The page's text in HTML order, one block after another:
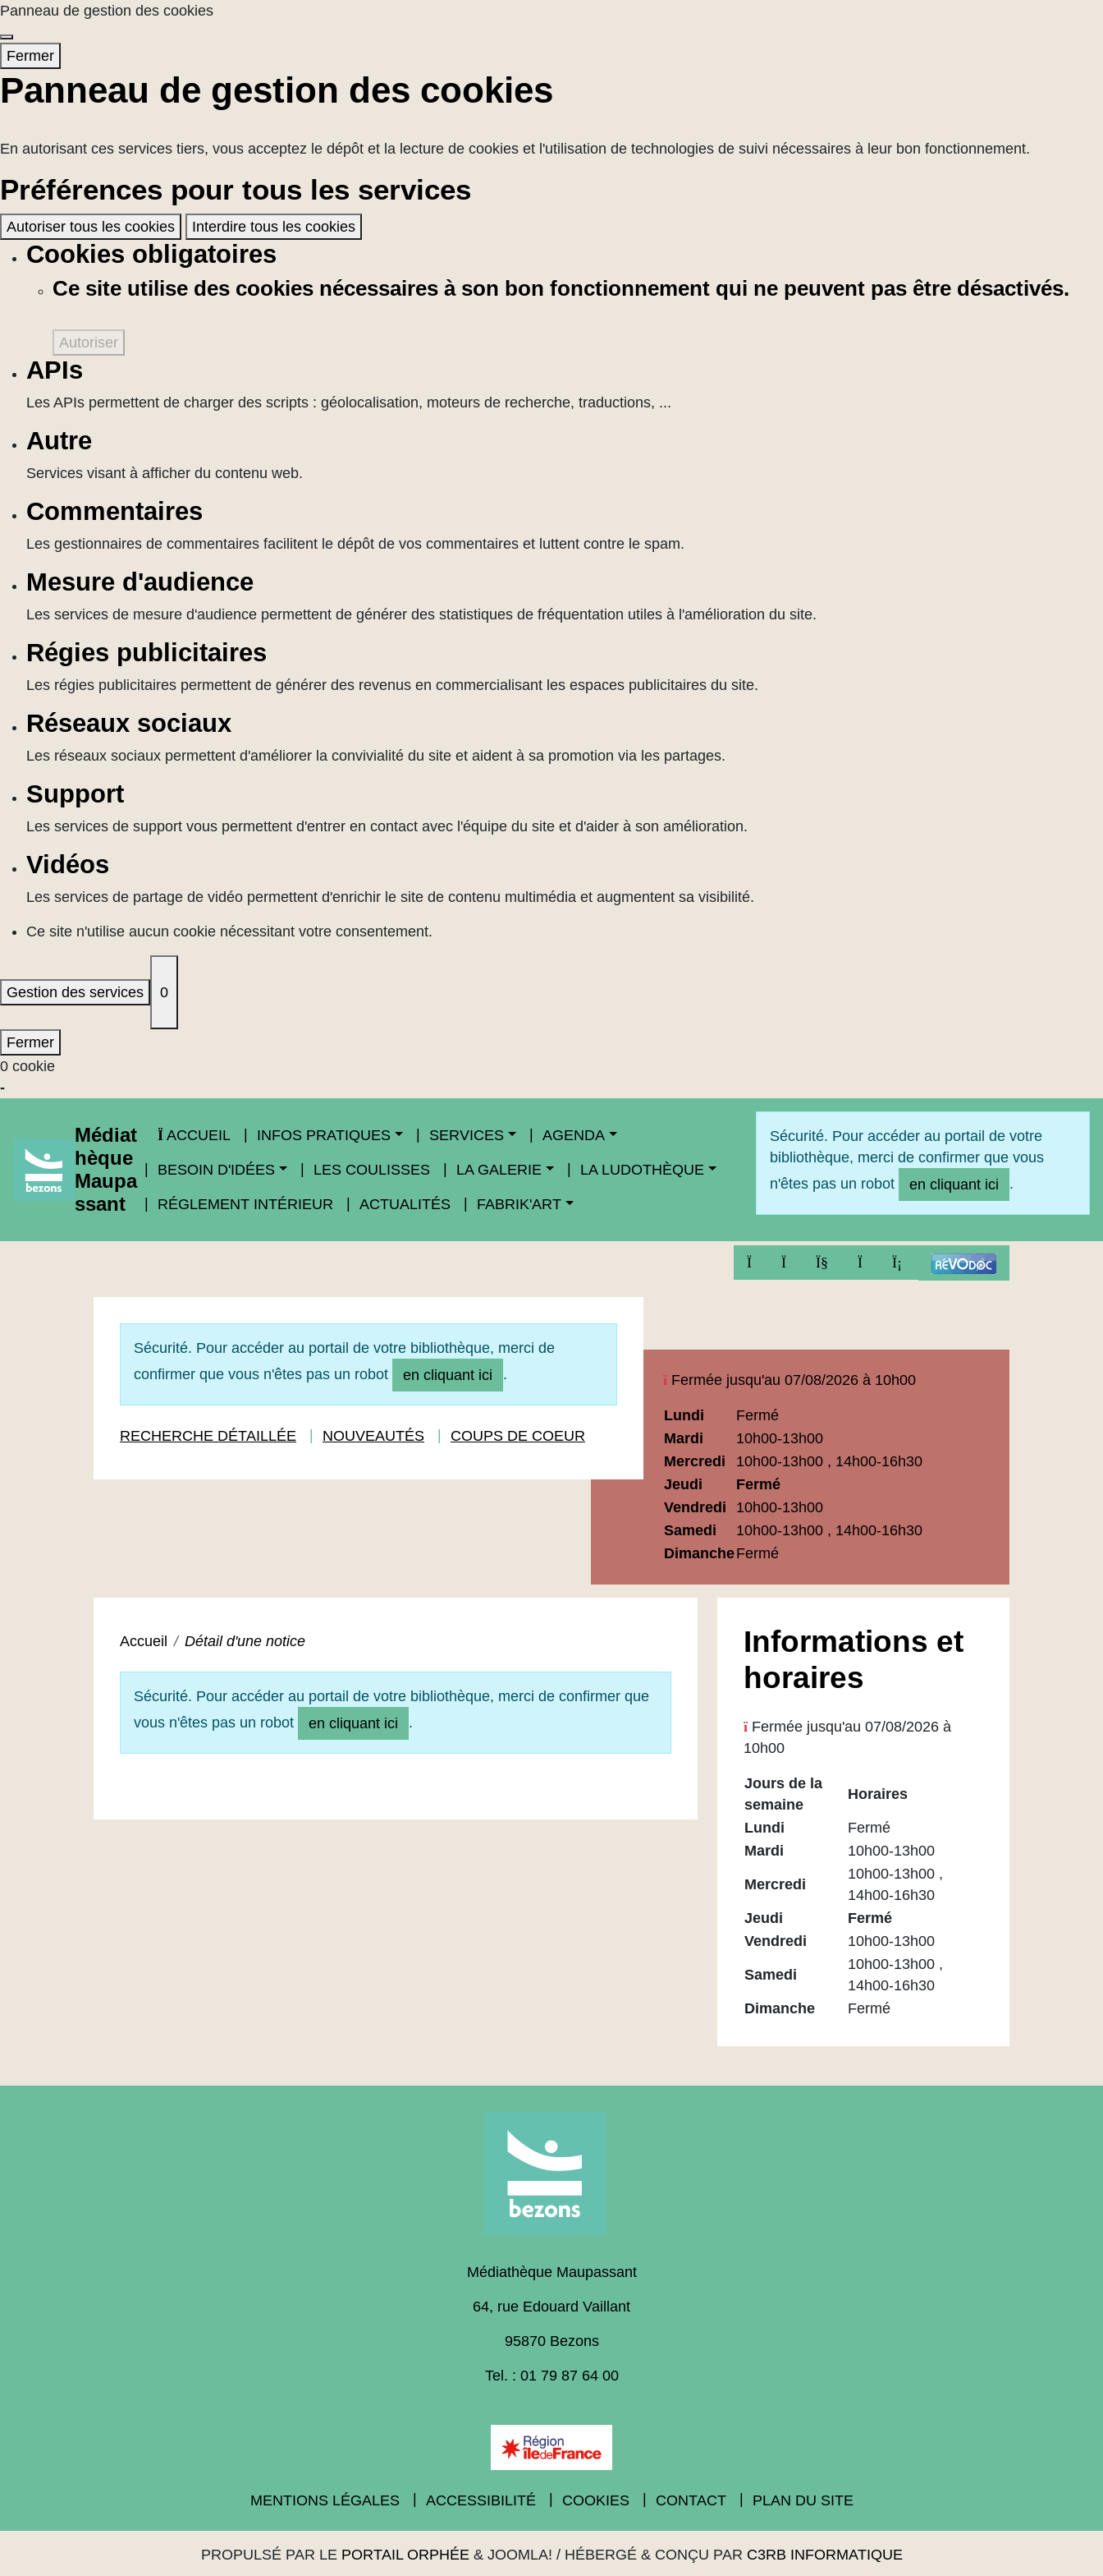
Panneau de gestion des cookies
Fermer
Panneau de gestion des cookies
En autorisant ces services tiers, vous acceptez le dépôt et la lecture de cookies et l'utilisation de technologies de suivi nécessaires à leur bon fonctionnement.
Préférences pour tous les services
Autoriser tous les cookies Interdire tous les cookies
Cookies obligatoires
Ce site utilise des cookies nécessaires à son bon fonctionnement qui ne peuvent pas être désactivés.
Autoriser
APIs
Les APIs permettent de charger des scripts : géolocalisation, moteurs de recherche, traductions, ...
Autre
Services visant à afficher du contenu web.
Commentaires
Les gestionnaires de commentaires facilitent le dépôt de vos commentaires et luttent contre le spam.
Mesure d'audience
Les services de mesure d'audience permettent de générer des statistiques de fréquentation utiles à l'amélioration du site.
Régies publicitaires
Les régies publicitaires permettent de générer des revenus en commercialisant les espaces publicitaires du site.
Réseaux sociaux
Les réseaux sociaux permettent d'améliorer la convivialité du site et aident à sa promotion via les partages.
Support
Les services de support vous permettent d'entrer en contact avec l'équipe du site et d'aider à son amélioration.
Vidéos
Les services de partage de vidéo permettent d'enrichir le site de contenu multimédia et augmentent sa visibilité.
Ce site n'utilise aucun cookie nécessitant votre consentement.
Gestion des services 0
Fermer
0 cookie
-
Médiat
hèque
Maupa
ssant
ACCUEIL INFOS PRATIQUES SERVICES AGENDA
BESOIN D'IDÉES LES COULISSES LA GALERIE LA LUDOTHÈQUE
RÉGLEMENT INTÉRIEUR ACTUALITÉS FABRIK'ART
Sécurité. Pour accéder au portail de votre
bibliothèque, merci de confirmer que vous
n'êtes pas un robot
en cliquant ici .
FACEBOOK
TWITTERYOUTUBEINSTAGRAM
LINKEDIN
Sécurité. Pour accéder au portail de votre bibliothèque, merci de
confirmer que vous n'êtes pas un robot
en cliquant ici .
RECHERCHE DÉTAILLÉE NOUVEAUTÉS COUPS DE COEUR
Fermée jusqu'au 07/08/2026 à 10h00
Horaires
Médiathèque
Maupassant
Lundi
Fermé
Mardi
10h00-13h00
Mercredi
10h00-13h00 , 14h00-16h30
Jeudi
Fermé
Vendredi
10h00-13h00
Samedi
10h00-13h00 , 14h00-16h30
DimancheFermé
Accueil Détail d'une notice
Sécurité. Pour accéder au portail de votre bibliothèque, merci de confirmer que
vous n'êtes pas un robot
en cliquant ici .
Informations et
horaires
Fermée jusqu'au 07/08/2026 à
10h00
Horaires
Médiathèque
Jours de la
semaine
Horaires
Lundi
Fermé
Mardi
10h00-13h00
Mercredi
10h00-13h00 ,
14h00-16h30
Jeudi
Fermé
Vendredi
10h00-13h00
Samedi
10h00-13h00 ,
14h00-16h30
Dimanche
Fermé
Médiathèque Maupassant
64, rue Edouard Vaillant
95870 Bezons
Tel. : 01 79 87 64 00
MENTIONS LÉGALES ACCESSIBILITÉ COOKIES CONTACT PLAN DU SITE
PROPULSÉ PAR LE PORTAIL ORPHÉE & JOOMLA! / HÉBERGÉ & CONÇU PAR C3RB INFORMATIQUE